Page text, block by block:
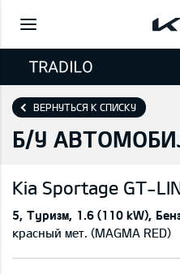
ВЕРНУТЬСЯ К СПИСКУ
Б/У
Kia Sportage GT-
5 Туризм 1.6 (110 kW)
красный мет. (MAGMA RED)